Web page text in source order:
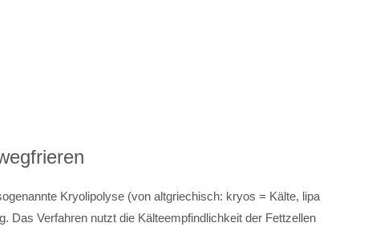
Kryolipolyse (von altgriechisch: kryos = Kälte, lipa
Das Verfahren nutzt die Kälteempfindlichkeit der Fettzellen